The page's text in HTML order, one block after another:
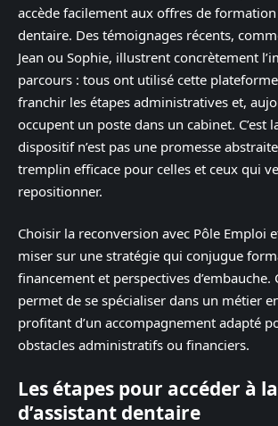
accède facilement aux offres de formation
dentaire. Des témoignages récents,
Jean ou Sophie, illustrent concrètement
parcours : tous ont utilisé cette
franchir les étapes administratives et,
occupent un poste dans un cabinet. C’est
dispositif n’est pas une promesse
tremplin efficace pour celles et ceux qui
repositionner.
Choisir la reconversion avec Pôle Emploi et
miser sur une stratégie qui conjugue
financement et perspectives d’embauche.
permet de se spécialiser dans un métier
profitant d’un accompagnement adapté
obstacles administratifs ou financiers.
Les étapes pour accéder à
d’assistant dentaire